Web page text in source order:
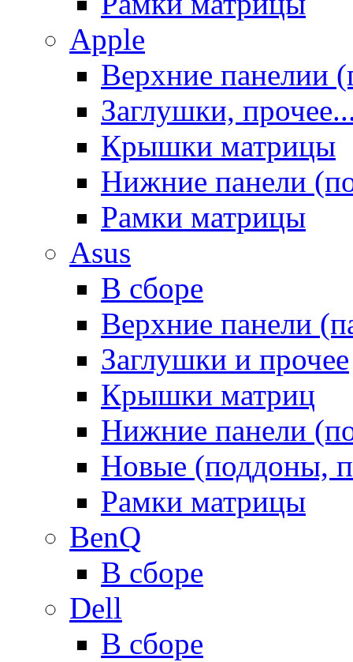
Apple
Верхние панелии
Заглушки,
Крышки матрицы
Нижние панели
Рамки матрицы
Asus
В сборе
Верхние панели
Заглушки и прочее
Крышки матриц
Нижние панели
Новые (поддоны,
Рамки матрицы
BenQ
В сборе
Dell
В сборе